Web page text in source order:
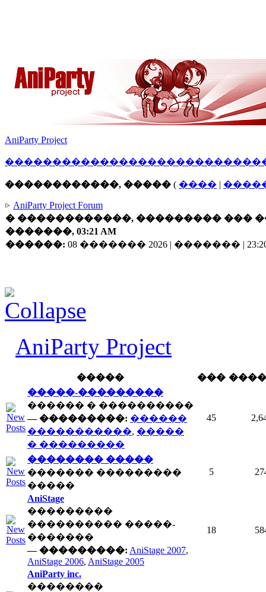
AniParty Project
�����������������������
������������, ����� ( ���� |
AniParty Project Forum
� ������������, ��������� ���
�������, 03:21 AM
������: 08 ������� 2026 | ������� |
AniParty Project
����� ���
�����-���������
������ � ����������
— ���������: ������
�����������, �����
� ���������
45
�������� �����
������� ���������
�����
5
AniStage
���������
���������� �����-
�������
— ���������: AniStage 2007,
AniStage 2006, AniStage 2005
18
AniParty inc.
��������